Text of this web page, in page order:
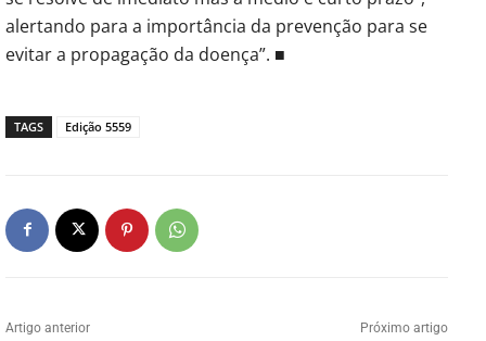
alertando para a importância da prevenção para se
evitar a propagação da doença”. ■
TAGS Edição 5559
Artigo anterior Próximo artigo